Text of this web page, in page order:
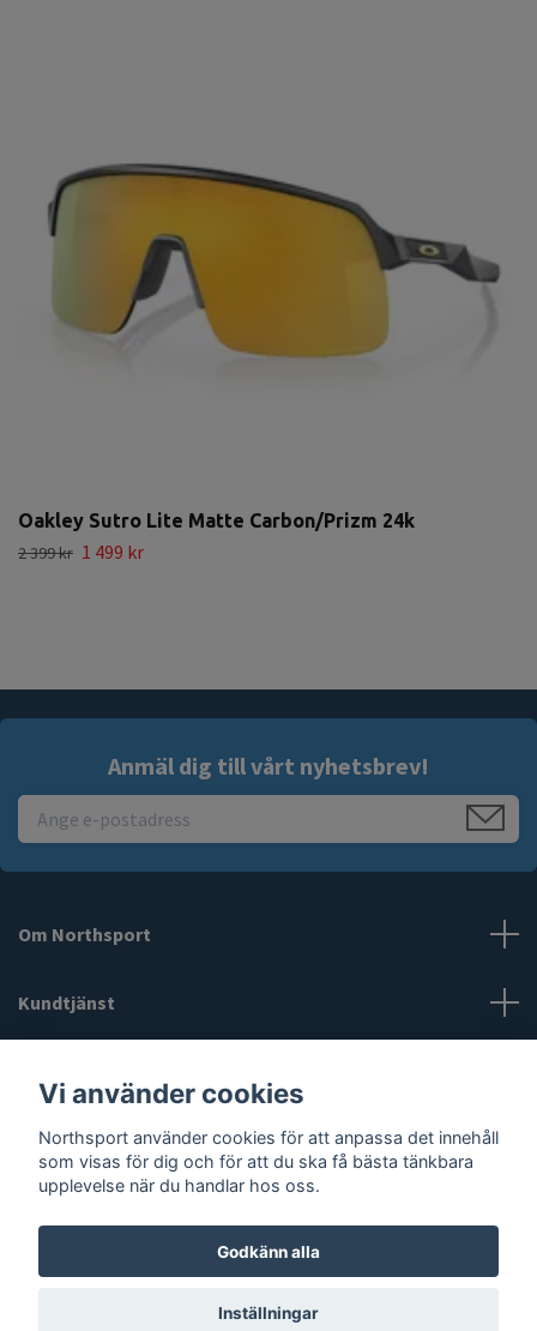
Oakley Sutro Lite Matte Carbon/Prizm 24k
2 399 kr 1 499 kr
Anmäl dig till vårt nyhetsbrev!
Om Northsport
Kundtjänst
Sociala medier
© 2026 Northsport
Vi använder cookies
Northsport använder cookies för att anpassa det innehåll
som visas för dig och för att du ska få bästa tänkbara
upplevelse när du handlar hos oss.
Godkänn alla
Inställningar